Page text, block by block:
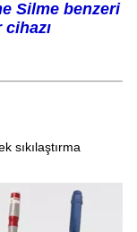
Silme benzeri
sıkılaştırma